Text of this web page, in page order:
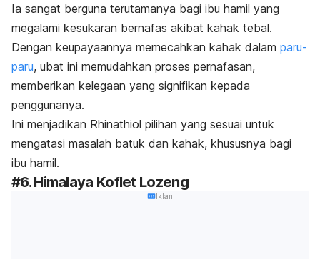
Ia sangat berguna terutamanya bagi ibu hamil yang
megalami kesukaran bernafas akibat kahak tebal.
Dengan keupayaannya memecahkan kahak dalam paru-
paru, ubat ini memudahkan proses pernafasan,
memberikan kelegaan yang signifikan kepada
penggunanya.
Ini menjadikan Rhinathiol pilihan yang sesuai untuk
mengatasi masalah batuk dan kahak, khususnya bagi
ibu hamil.
#6. Himalaya Koflet Lozeng
Iklan